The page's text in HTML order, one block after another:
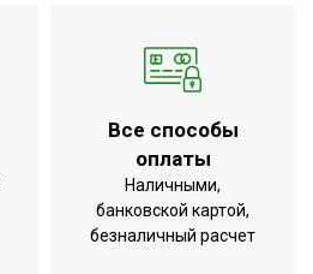
Все способы
оплаты
Наличными,
банковской картой,
безналичный расчет